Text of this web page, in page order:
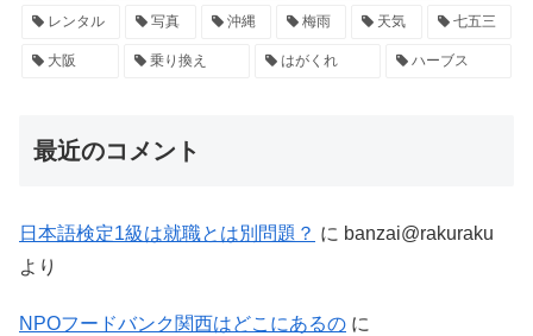
レンタル 写真 沖縄 梅雨 天気 七五三
大阪 乗り換え はがくれ ハーブス
最近のコメント
日本語検定1級は就職とは別問題？ に banzai@rakuraku
より
NPOフードバンク関西はどこにあるの に